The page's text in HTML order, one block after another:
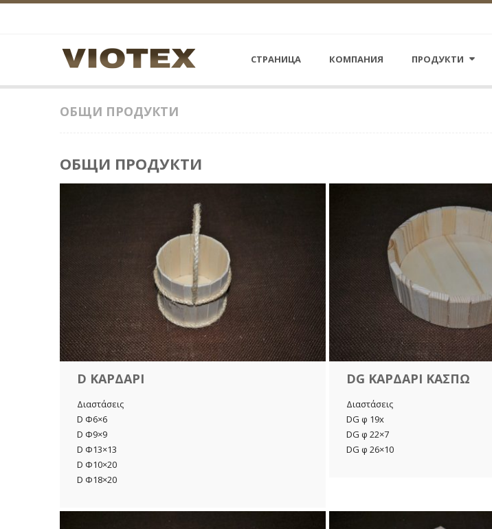
СТРАНИЦА КОМПАНИЯ ПРОДУКТИ
ОБЩИ ПРОДУКТИ
ОБЩИ ПРОДУКТИ
D ΚΑΡΔΑΡΙ
Διαστάσεις
D Φ6×6
D Φ9×9
D Φ13×13
D Φ10×20
D Φ18×20
DG ΚΑΡΔΑΡΙ ΚΑΣΠΩ
Διαστάσεις
DG φ 19x
DG φ 22×7
DG φ 26×10